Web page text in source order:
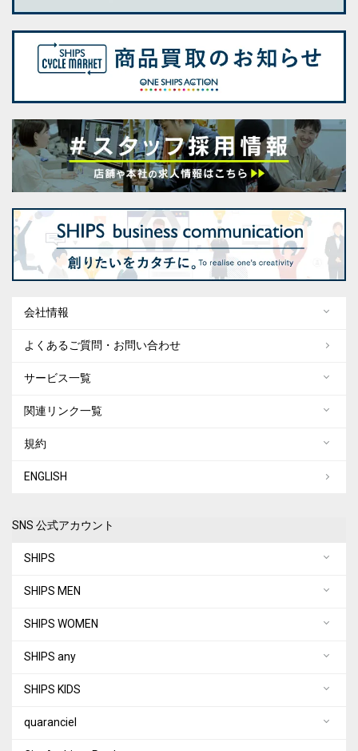
会社情報
よくあるご質問・お問い合わせ
サービス一覧
関連リンク一覧
規約
ENGLISH
SNS 公式アカウント
SHIPS
SHIPS MEN
SHIPS WOMEN
SHIPS any
SHIPS KIDS
quaranciel